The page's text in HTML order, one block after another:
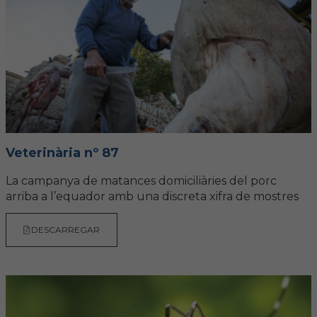
Formació COVIB
Formacions d'altres entitats
ACTUALITAT
Notícies
Revista Col·legial
Veterinària nº 87
La campanya de matances domiciliàries del porc
arriba a l’equador amb una discreta xifra de mostres
DESCARREGAR